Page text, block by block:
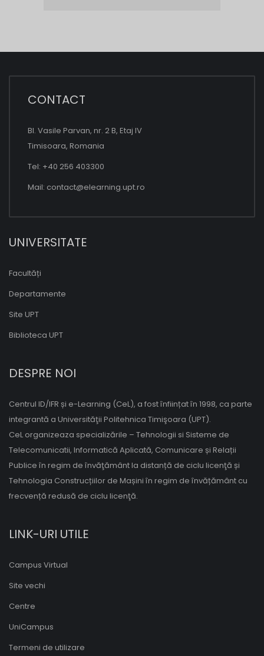
CONTACT
Bl. Vasile Parvan, nr. 2 B, Etaj IV
Timisoara, Romania
Tel: +40 256 403300
Mail: contact@elearning.upt.ro
UNIVERSITATE
Facultăți
Departamente
Site UPT
Biblioteca UPT
DESPRE NOI
Centrul ID/IFR și e-Learning (CeL), a fost înființat în 1998, ca parte
integrantă a Universităţii Politehnica Timişoara (UPT).
CeL organizeaza specializările – Tehnologii si Sisteme de
Telecomunicatii, Informatică Aplicată, Comunicare și Relații
Publice în regim de învăţământ la distanță de ciclu licenţă și
Tehnologia Construcțiilor de Mașini în regim de învățământ cu
frecvență redusă de ciclu licenţă.
LINK-URI UTILE
Campus Virtual
Site vechi
Centre
UniCampus
Termeni de utilizare